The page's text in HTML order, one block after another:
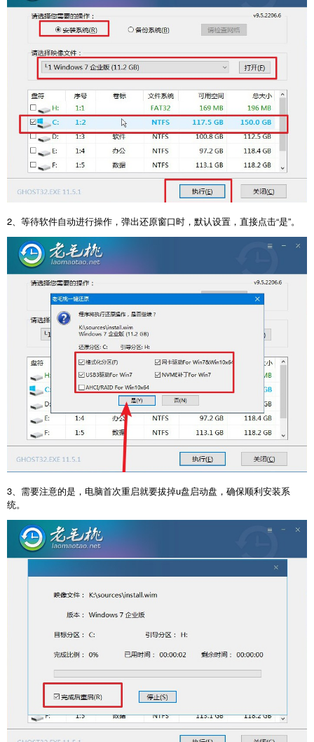
2、等待软件自动进行操作，弹出还原窗口时，默认设置，直接点击“是”。
3、需要注意的是，电脑首次重启就要拔掉u盘启动盘，确保顺利安装系
统。